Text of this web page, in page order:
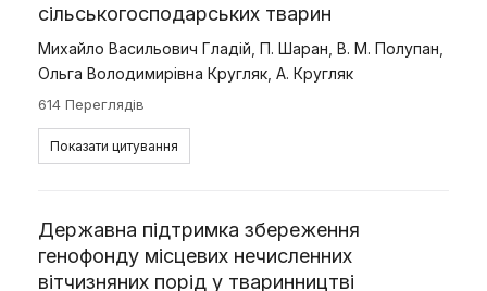
сільськогосподарських тварин
Михайло Васильович Гладій П. Шаран В. М. Полупан
Ольга Володимирівна Кругляк А. Кругляк
614 Переглядів
Показати цитування
Державна підтримка збереження
генофонду місцевих нечисленних
вітчизняних порід у тваринництві